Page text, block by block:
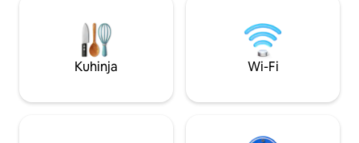
opremljena indukcijskom pločom za
kuhanje, hladnjakom, perilicom za
posuđe, mikrovalnom pećnicom,
pećnicom, perilicom za rublje i
pločom,
perilicom rublja,
posuđem i
tušem i kadom,
Kuhinja Wi-Fi